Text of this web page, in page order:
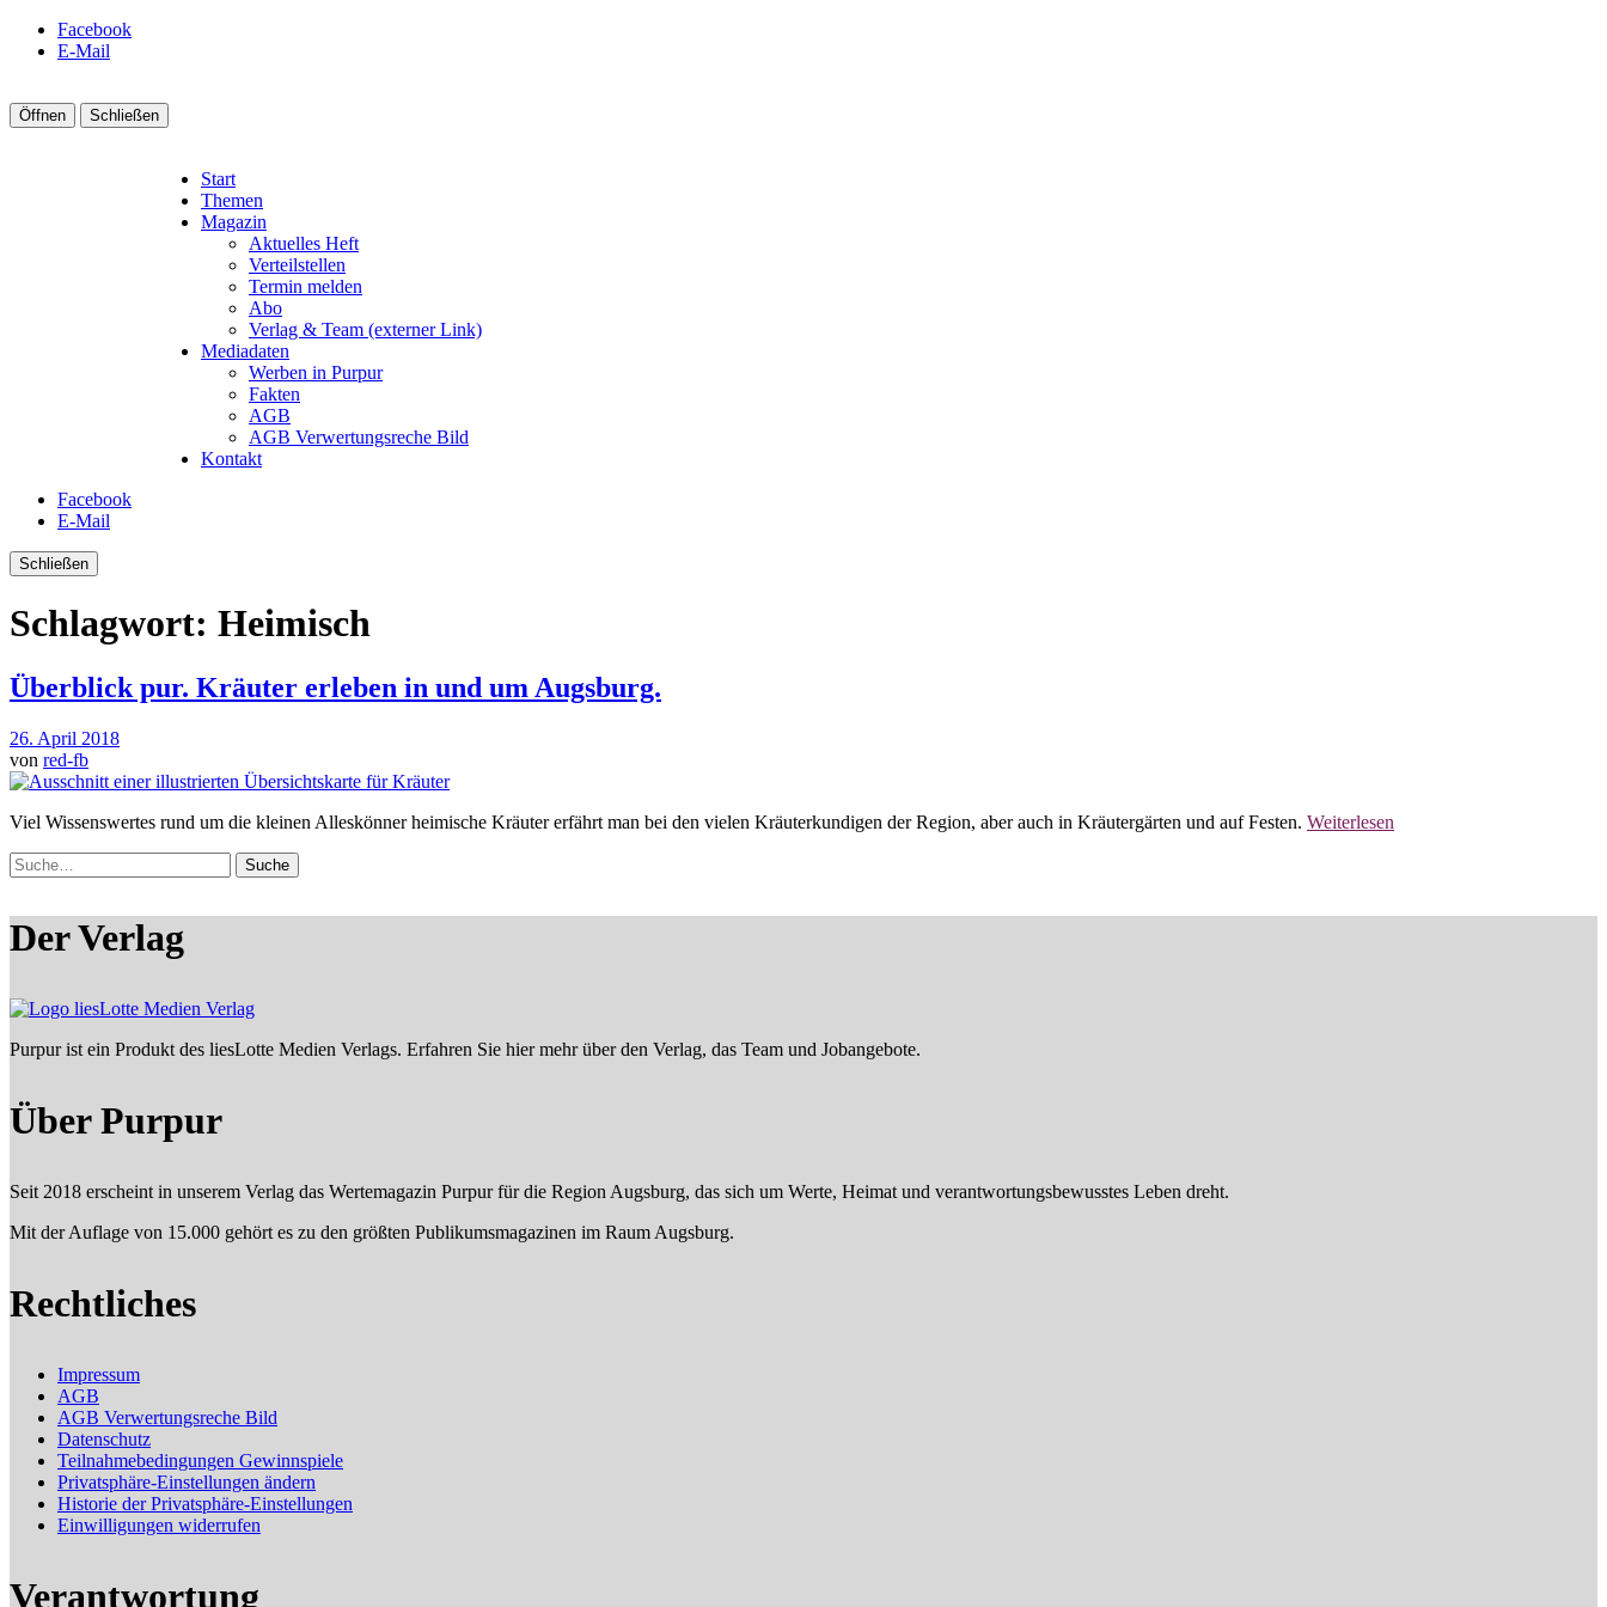
Facebook
E-Mail
Öffnen Schließen
Start
Themen
Magazin
Aktuelles Heft
Verteilstellen
Termin melden
Abo
Verlag & Team (externer Link)
Mediadaten
Werben in Purpur
Fakten
AGB
AGB Verwertungsreche Bild
Kontakt
Facebook
E-Mail
Schließen
Schlagwort: Heimisch
Überblick pur. Kräuter erleben in und um Augsburg.
26. April 2018
von red-fb
Viel Wissenswertes rund um die kleinen Alleskönner heimische Kräuter erfährt man bei den vielen Kräuterkundigen der Region, aber auch in Kräutergärten und auf Festen. Weiterlesen
Suche
Der Verlag
Purpur ist ein Produkt des liesLotte Medien Verlags. Erfahren Sie hier mehr über den Verlag, das Team und Jobangebote.
Über Purpur
Seit 2018 erscheint in unserem Verlag das Wertemagazin Purpur für die Region Augsburg, das sich um Werte, Heimat und verantwortungsbewusstes Leben dreht.
Mit der Auflage von 15.000 gehört es zu den größten Publikumsmagazinen im Raum Augsburg.
Rechtliches
Impressum
AGB
AGB Verwertungsreche Bild
Datenschutz
Teilnahmebedingungen Gewinnspiele
Privatsphäre-Einstellungen ändern
Historie der Privatsphäre-Einstellungen
Einwilligungen widerrufen
Verantwortung